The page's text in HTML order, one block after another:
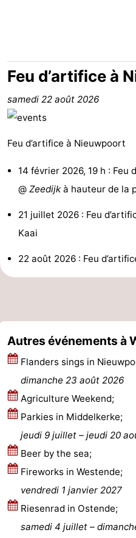
Nieuwpoort
-
Oostduinkerke
aan
-
Westende
Hôtels
faire
Lieux
d'intérêt
-
Points
vue
Attractions
Fermes
-
de
Aires
jeux
-
Parcours
Centres
Feu d’artifice à
samedi 22 août 2026
Feu d’artifice à Nieuwpoort
14 février 2026, 19 h : Feu
@ Zeedijk à hauteur de la
21 juillet 2026 : Feu
Kaai
22 août 2026 : Feu
Autres événements à
Flanders sings in
dimanche 23 août 2026
Agriculture Weekend;
Parkies in Middelkerke;
jeudi 9 juillet – jeudi 20
Beer by the sea;
Fireworks in Westende;
vendredi 1 janvier 2027
Riesenrad in Ostende;
samedi 4 juillet –